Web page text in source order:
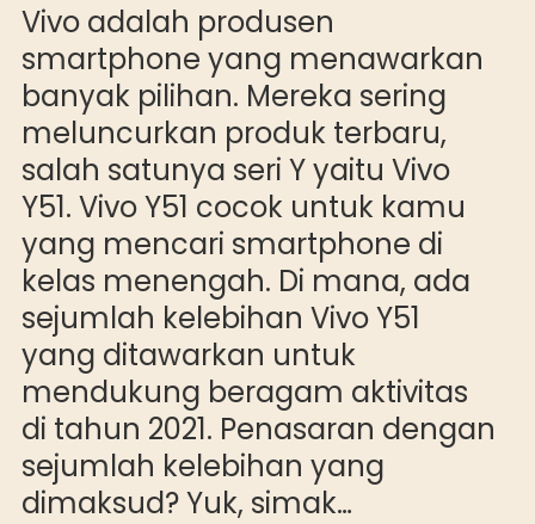
Vivo adalah produsen
smartphone yang menawarkan
banyak pilihan. Mereka sering
meluncurkan produk terbaru,
salah satunya seri Y yaitu Vivo
Y51. Vivo Y51 cocok untuk kamu
yang mencari smartphone di
kelas menengah. Di mana, ada
sejumlah kelebihan Vivo Y51
yang ditawarkan untuk
mendukung beragam aktivitas
di tahun 2021. Penasaran dengan
sejumlah kelebihan yang
dimaksud? Yuk, simak…